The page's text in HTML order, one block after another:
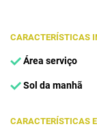
CARACTERÍSTICAS
Área serviço
Sol da manhã
CARACTERÍSTICAS